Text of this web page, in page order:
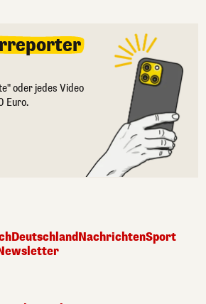
oder jedes Video
Euro.
DeutschlandNachrichtenSport